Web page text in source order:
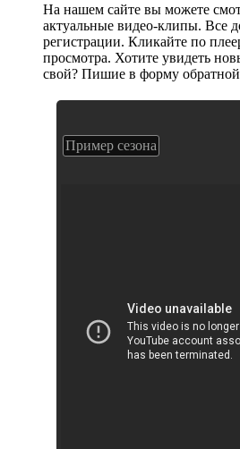
На нашем сайте вы можете
актуальные видео-клипы. Все
регистрации. Кликайте по
просмотра. Хотите увидеть
свой? Пишие в форму обратной
Пример сезона